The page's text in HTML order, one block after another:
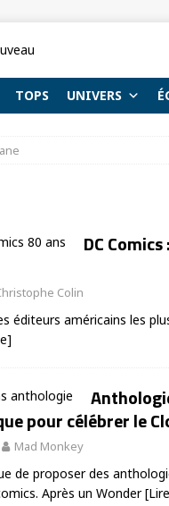
TOPS UNIVERS
DC
Colin
éditeurs américains les
pour célébrer le
Mad Monkey
de proposer des
Après un Wonder